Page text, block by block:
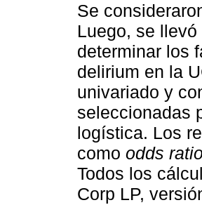
Se
Luego, se
determinar los
delirium en la
univariado y
seleccionadas
logística. Los
como odds ratio
Todos los
Corp LP,